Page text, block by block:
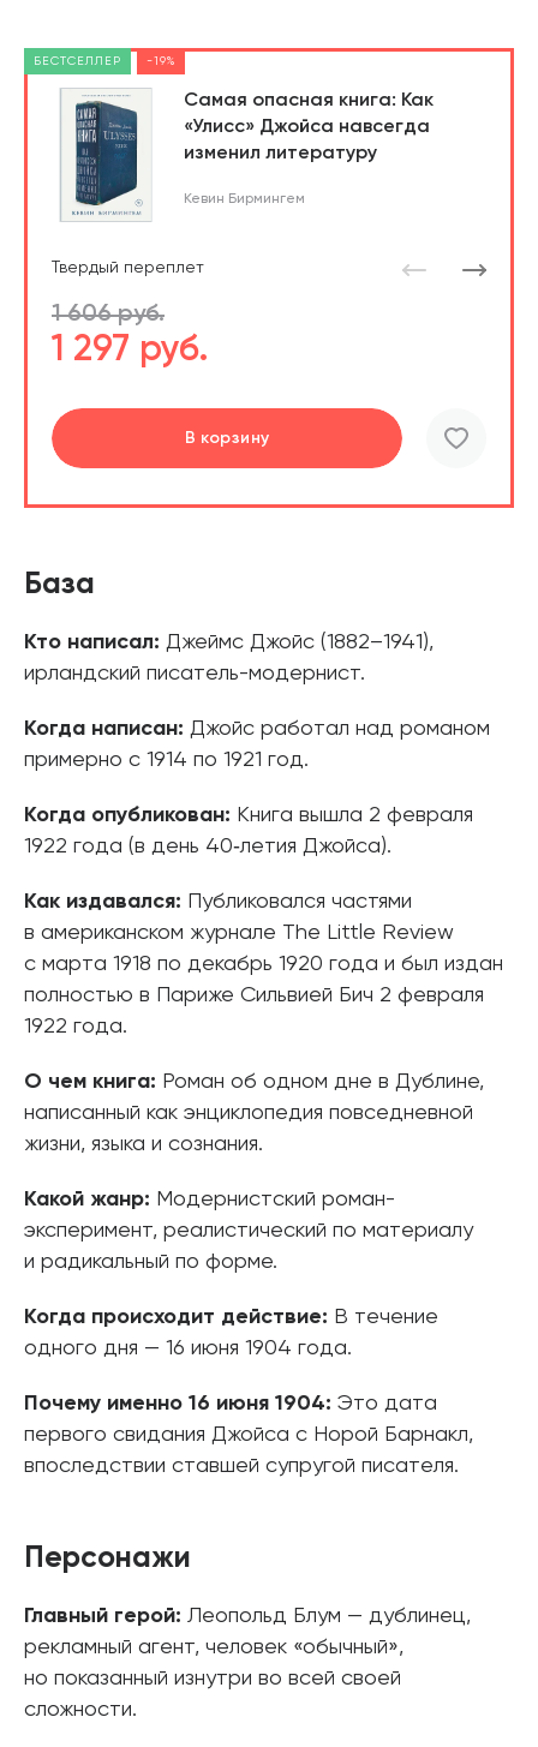
БЕСТСЕЛЛЕР -19%
Самая опасная книга: Как
«Улисс» Джойса навсегда
изменил литературу
Кевин Бирмингем
Твердый переплет
1 606 руб.
1 297 руб.
В корзину
В корзине
Перейти
База
Кто написал: Джеймс Джойс (1882–1941),
ирландский писатель-модернист.
Когда написан: Джойс работал над романом
примерно с 1914 по 1921 год.
Когда опубликован: Книга вышла 2 февраля
1922 года (в день 40‑летия Джойса).
Как издавался: Публиковался частями
в американском журнале The Little Review
с марта 1918 по декабрь 1920 года и был издан
полностью в Париже Сильвией Бич 2 февраля
1922 года.
О чем книга: Роман об одном дне в Дублине,
написанный как энциклопедия повседневной
жизни, языка и сознания.
Какой жанр: Модернистский роман-
эксперимент, реалистический по материалу
и радикальный по форме.
Когда происходит действие: В течение
одного дня — 16 июня 1904 года.
Почему именно 16 июня 1904: Это дата
первого свидания Джойса с Норой Барнакл,
впоследствии ставшей супругой писателя.
Персонажи
Главный герой: Леопольд Блум — дублинец,
рекламный агент, человек «обычный»,
но показанный изнутри во всей своей
сложности.